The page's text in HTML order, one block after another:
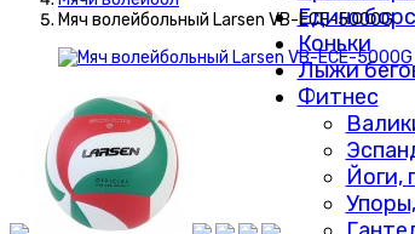
Коньки
Лыжи
Фитнес
Йоги,
Мяч волейбольный Larsen VB-ECE-5000G